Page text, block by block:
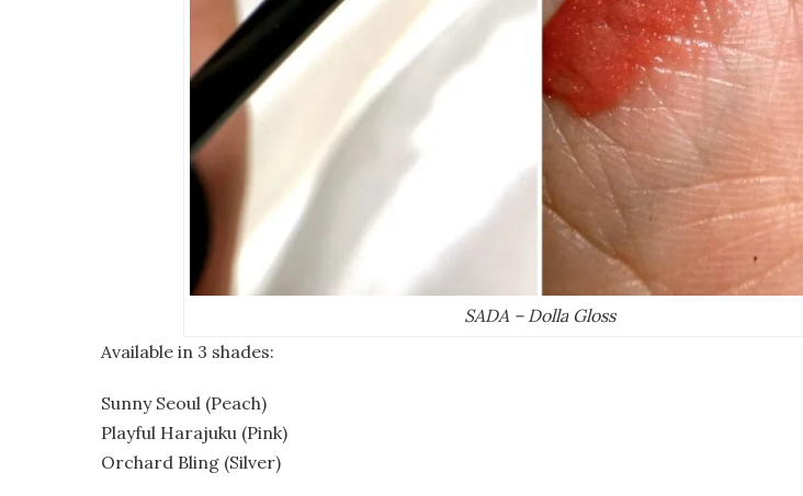
SADA – Dolla Gloss
Available in 3 shades:
Sunny Seoul (Peach)
Playful Harajuku (Pink)
Orchard Bling (Silver)